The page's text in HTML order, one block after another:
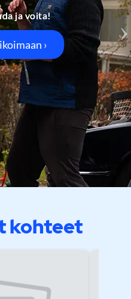
ja voita!
›
kohteet